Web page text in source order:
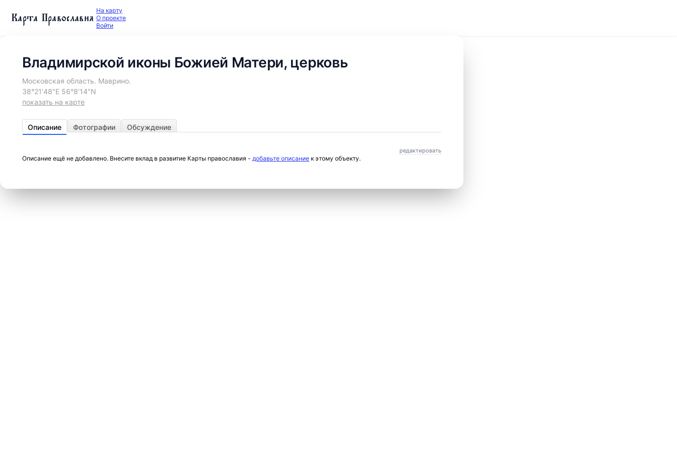
Карта Православия На карту
О проекте
Войти
Владимирской иконы Божией Матери, церковь
Московская область. Маврино.
38°21′48″E 56°8′14″N
показать на карте
Описание Фотографии Обсуждение
редактировать
Описание ещё не добавлено. Внесите вклад в развитие Карты православия - добавьте описание к этому объекту.